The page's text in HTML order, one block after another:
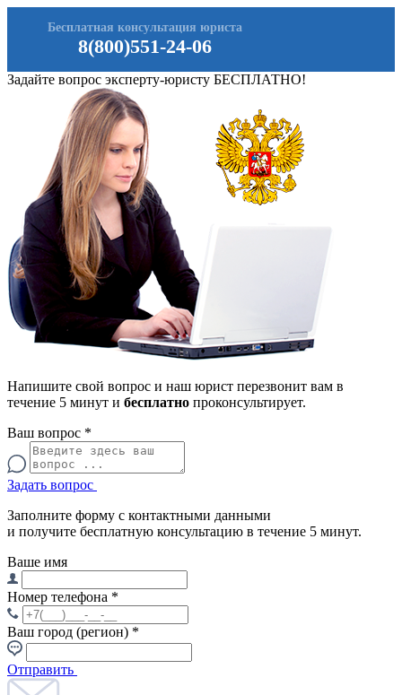
8(800)551-24-06
Бесплатная консультация юриста
Задайте вопрос эксперту-юристу БЕСПЛАТНО!
Напишите свой вопрос и наш юрист перезвонит вам в
течение 5 минут и бесплатно проконсультирует.
Ваш вопрос *
Задать вопрос
Заполните форму с контактными данными
и получите бесплатную консультацию в течение 5 минут.
Ваше имя
Номер телефона *
Ваш город (регион) *
Отправить